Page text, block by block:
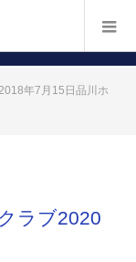
年7月15日品川ホ
ラブ2020